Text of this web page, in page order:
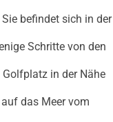
befindet sich in der
Schritte von den
in der Nähe
das Meer vom